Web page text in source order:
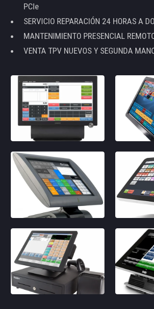
PCIe
SERVICIO REPARACIÓN 24 HORAS A
MANTENIMIENTO PRESENCIAL
VENTA TPV NUEVOS Y SEGUNDA